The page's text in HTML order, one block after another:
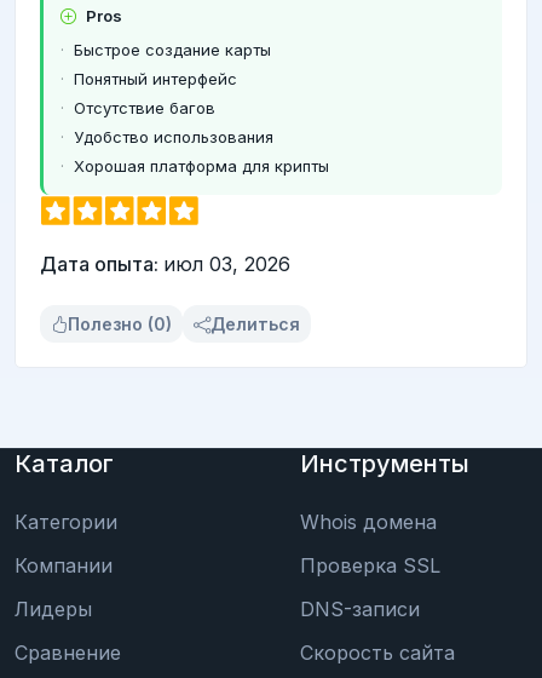
Pros
Быстрое создание карты
Понятный интерфейс
Отсутствие багов
Удобство использования
Хорошая платформа для крипты
Дата опыта: июл 03, 2026
Полезно (0) Делиться
Каталог
Категории
Компании
Лидеры
Сравнение
Инструменты
Whois домена
Проверка SSL
DNS-записи
Скорость сайта